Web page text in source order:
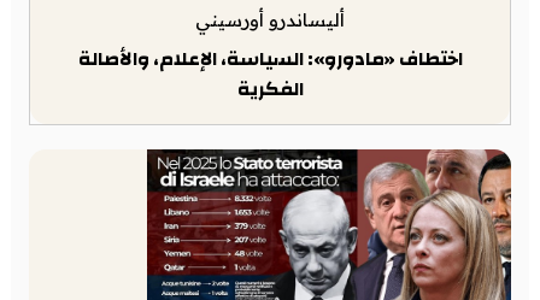
أليساندرو أورسيني
اختطاف «مادورو»: السياسة، الإعلام، والأصالة
الفكرية